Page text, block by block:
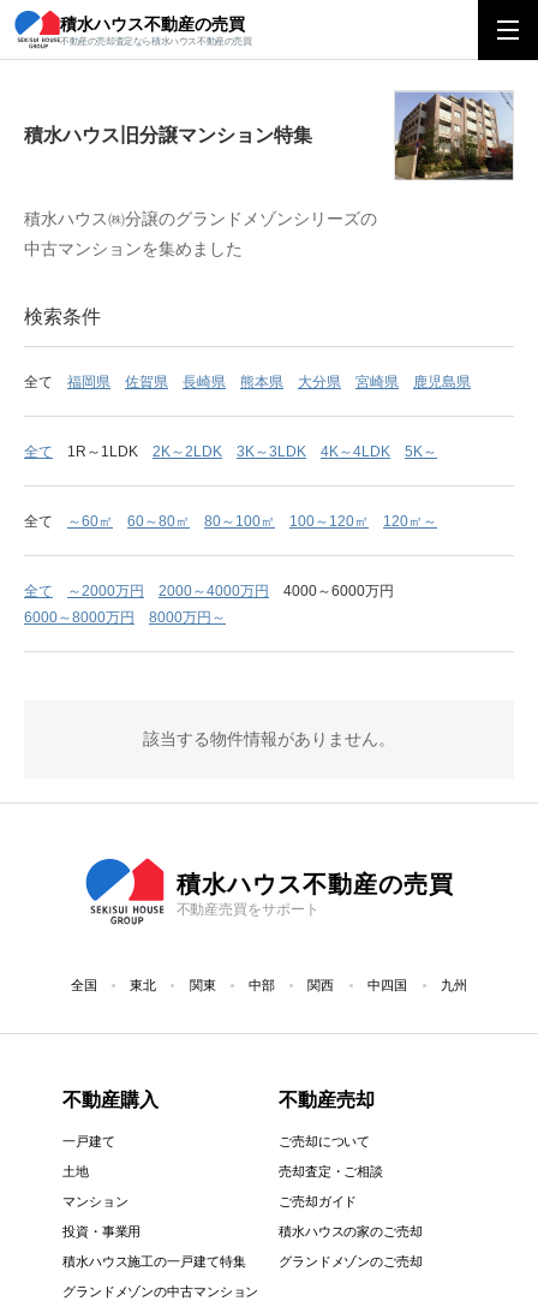
積水ハウス不動産の売買
不動産の売却査定なら積水ハウス不動産の売買
積水ハウス旧分譲マンション特集
積水ハウス旧分譲マンション特集
積水ハウス㈱分譲のグランドメゾンシリーズの
中古マンションを集めました
検索条件
全て 福岡県 佐賀県 長崎県 熊本県 大分県 宮崎県 鹿児島県
全て 1R～1LDK 2K～2LDK 3K～3LDK 4K～4LDK 5K～
全て ～60㎡ 60～80㎡ 80～100㎡ 100～120㎡ 120㎡～
全て ～2000万円 2000～4000万円
4000～6000万円
6000～8000万円
8000万円～
該当する物件情報がありません。
積水ハウス不動産の売買
不動産売買をサポート
全国 東北 関東 中部 関西 中四国 九州
不動産購入
一戸建て
土地
マンション
投資・事業用
積水ハウス施工の一戸建て特集
グランドメゾンの中古マンション
不動産売却
ご売却について
売却査定・ご相談
ご売却ガイド
積水ハウスの家のご売却
グランドメゾンのご売却